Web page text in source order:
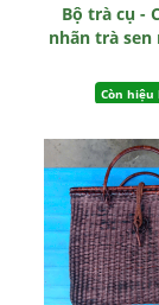
Bộ trà cụ -
nhãn trà sen
Còn hiệu